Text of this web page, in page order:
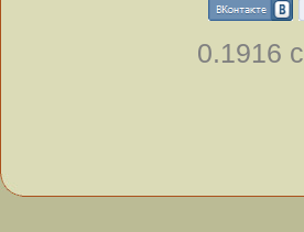
0.1916 с